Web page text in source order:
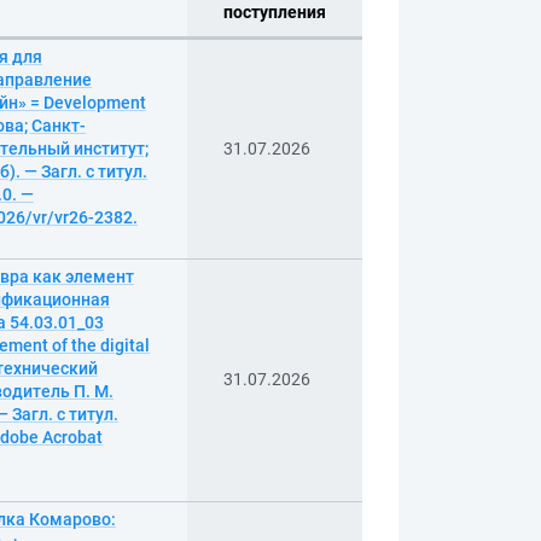
поступления
для
= Development
Санкт-
институт;
— Загл. с титул.
—
vr/vr26-2382.
31.07.2026
как элемент
54.03.01_03
of the digital
П. М.
с титул.
Acrobat
31.07.2026
Комарово: